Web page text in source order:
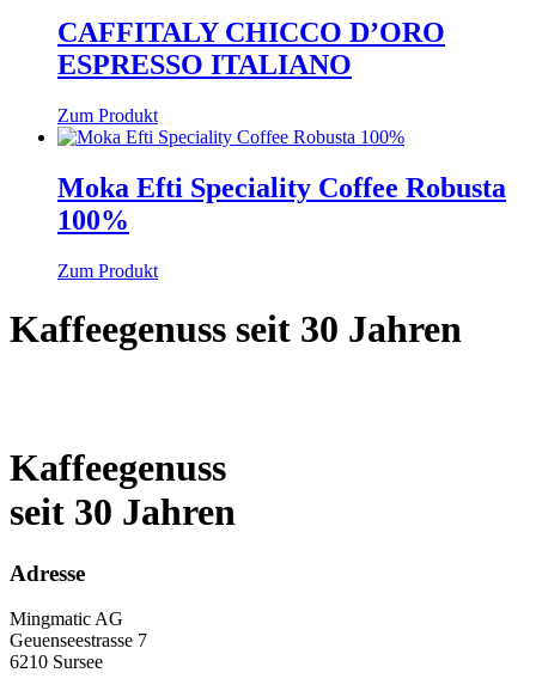
CAFFITALY CHICCO D’ORO
ESPRESSO ITALIANO
Zum Produkt
Moka Efti Speciality Coffee Robusta
100%
Zum Produkt
Kaffeegenuss seit 30 Jahren
Kaffeegenuss
seit 30 Jahren
Adresse
Mingmatic AG
Geuenseestrasse 7
6210 Sursee